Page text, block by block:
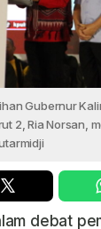
Gubernur
2, Ria Norsan,
debat